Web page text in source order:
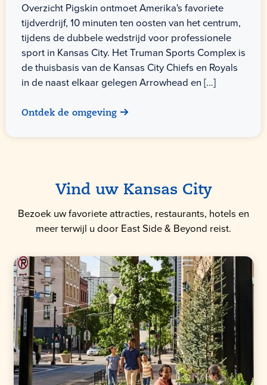
Overzicht Pigskin ontmoet Amerika's favoriete
tijdverdrijf, 10 minuten ten oosten van het centrum,
tijdens de dubbele wedstrijd voor professionele
sport in Kansas City. Het Truman Sports Complex is
de thuisbasis van de Kansas City Chiefs en Royals
in de naast elkaar gelegen Arrowhead en […]
Ontdek de omgeving
Vind uw Kansas City
Bezoek uw favoriete attracties, restaurants, hotels en
meer terwijl u door East Side & Beyond reist.